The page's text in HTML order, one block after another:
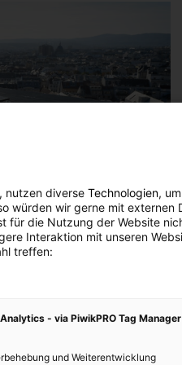
für die
Ausbau der erneuerbaren
, nutzen diverse Technologien,
würden wir gerne mit externen
für die Nutzung der Website
Interaktion mit unseren
treffen:
- via PiwikPRO Tag Manager
und Weiterentwicklung